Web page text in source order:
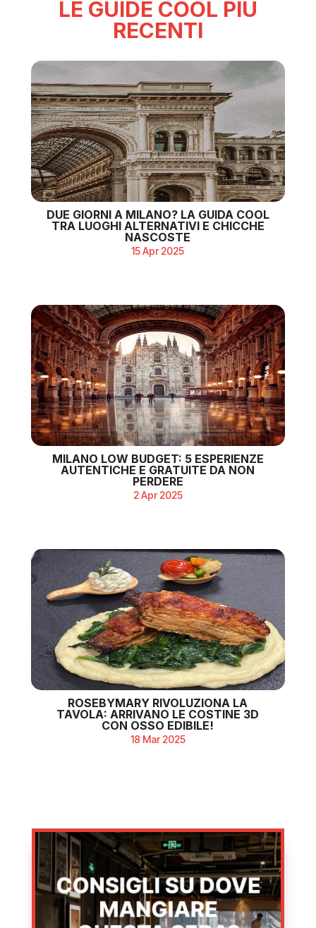
LE GUIDE COOL PIÙ
RECENTI
DUE GIORNI A MILANO? LA GUIDA COOL
TRA LUOGHI ALTERNATIVI E CHICCHE
NASCOSTE
15 Apr 2025
MILANO LOW BUDGET: 5 ESPERIENZE
AUTENTICHE E GRATUITE DA NON
PERDERE
2 Apr 2025
ROSEBYMARY RIVOLUZIONA LA
TAVOLA: ARRIVANO LE COSTINE 3D
CON OSSO EDIBILE!
18 Mar 2025